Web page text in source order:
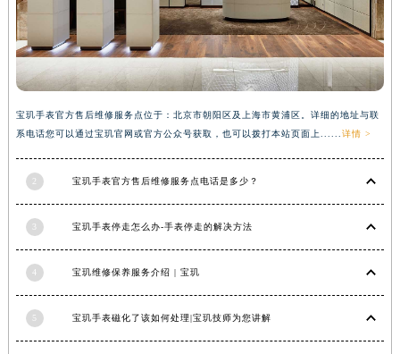
广西壮族自治区贺州市八步区城东街道灵峰南路宝玑售后服务中心（需提前预约）
广西壮族自治区来宾市兴宾区桂中大道宝玑售后服务中心（需提前预约）
广西壮族自治区柳州市城中区中山中路宝玑售后服务中心（需提前预约）
广西壮族自治区钦州市钦南区金海湾东大街宝玑售后服务中心（需提前预约）
广西壮族自治区梧州市万秀区龙湖镇高旺路宝玑售后服务中心（需提前预约）
广西壮族自治区玉林市玉州区金玉路宝玑售后服务中心（需提前预约）
海南省儋州市儋州市那大镇兰洋北路宝玑售后服务中心（需提前预约）
海南省东方市八所镇解放西路宝玑售后服务中心（需提前预约）
海南省文昌市文城镇教育东路宝玑售后服务中心（需提前预约）
宝玑手表官方售后维修服务点位于：北京市朝阳区及上海市黄浦区。详细的地址与联
系电话您可以通过宝玑官网或官方公众号获取，也可以拨打本站页面上...... 详情 >
2 宝玑手表官方售后维修服务点电话是多少？
3 宝玑手表停走怎么办-手表停走的解决方法
4 宝玑维修保养服务介绍 | 宝玑
5 宝玑手表磁化了该如何处理|宝玑技师为您讲解